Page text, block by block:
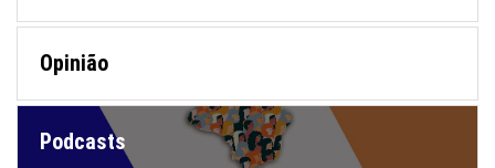
Opinião
Podcasts